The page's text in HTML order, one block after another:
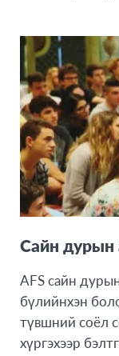
Сайн
AFS сайн
бүлийнхэн
түвшний соёл
хүргэхээр